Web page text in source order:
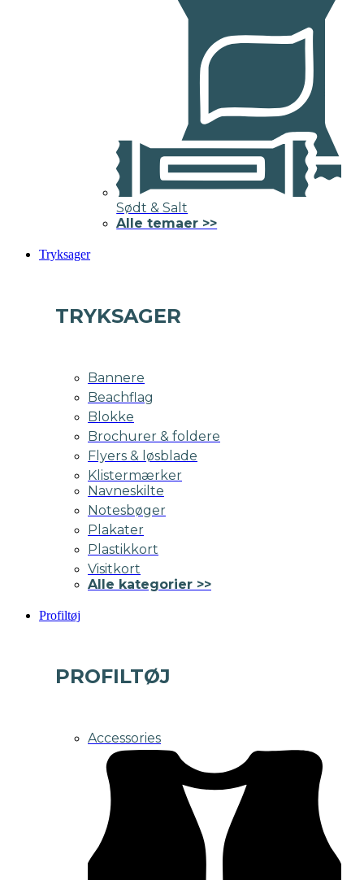
Sødt & Salt
Alle temaer >>
Tryksager
TRYKSAGER
Bannere
Beachflag
Blokke
Brochurer & foldere
Flyers & løsblade
Klistermærker
Navneskilte
Notesbøger
Plakater
Plastikkort
Visitkort
Alle kategorier >>
Profiltøj
PROFILTØJ
Accessories